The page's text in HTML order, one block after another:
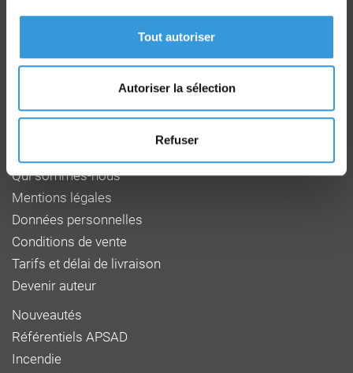
Tout autoriser
Autoriser la sélection
Refuser
F 27950 SAINT MARCEL
www.faceaurisque.com
Qui sommes-nous
Mentions légales
Données personnelles
Conditions de vente
Tarifs et délai de livraison
Devenir auteur
Nouveautés
Référentiels APSAD
Incendie